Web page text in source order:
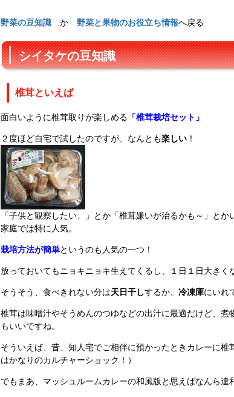
野菜の豆知識 か 野菜と果物のお役立ち情報へ戻る
シイタケの豆知識
椎茸といえば
面白いように椎茸取りが楽しめる 「椎茸栽培セット」
２度ほど自宅で試したのですが、なんとも楽しい ！
「子供と観察したい、」とか「椎茸嫌いが治るかも～」と
家庭では特に人気。
栽培方法が簡単というのも人気の一つ！
放っておいてもニョキニョキ生えてくるし、１日１日大きく
そうそう、食べきれない分は天日干しするか、 冷凍庫にいれ
椎茸は味噌汁やそうめんのつゆなどの出汁に最適だけど、煮
もいいですね。
そういえば、昔、知人宅でご相伴に預かったときカレーに椎
はかなりのカルチャーショック！）
でもまあ、マッシュルームカレーの和風版と思えばなんら違